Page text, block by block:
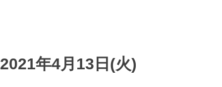
2021年4月13日(火)